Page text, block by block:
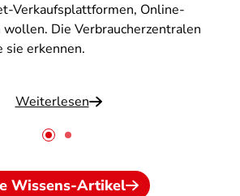
Verkaufsplattformen, Online-
wollen. Die Verbraucherzentralen
sie erkennen.
Weiterlesen
Wissens-Artikel